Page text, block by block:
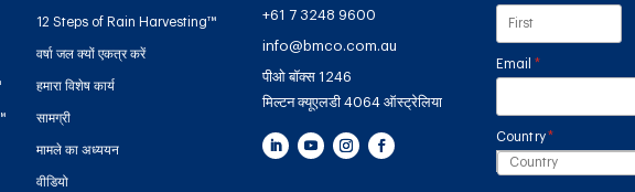
12 Steps of Rain Harvesting™
वर्षा जल क्यों एकत्र करें
हमारा विशेष कार्य
सामग्री
मामले का अध्ययन
वीडियो
+61 7 3248 9600
info@bmco.com.au
पीओ बॉक्स 1246
मिल्टन क्यूएलडी 4064 ऑस्ट्रेलिया
Email *
(required)
Country*
(required)